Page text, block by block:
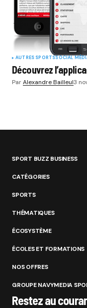
AUTRES SPORTSSOCIAL
Découvrez
ParAlexandre Bailleul3
SPORT BUZZ BUSINESS
CATÉGORIES
SPORTS
THÉMATIQUES
ÉCOSYSTÈME
ÉCOLES ET FORMATIONS
NOS OFFRES
GROUPE NAVYMEDIA
Restez au